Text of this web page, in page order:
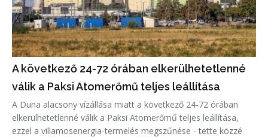
A következő 24-72 órában elkerülhetetlenné
válik a Paksi Atomerőmű teljes leállítása
A Duna alacsony vízállása miatt a következő 24-72 órában
elkerülhetetlenné válik a Paksi Atomerőmű teljes leállítása,
ezzel a villamosenergia-termelés megszűnése - tette közzé